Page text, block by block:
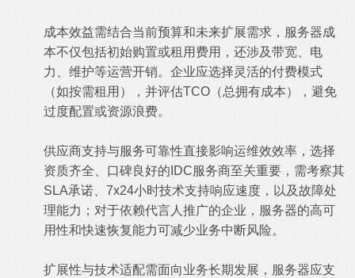
‌成本效益需结合当前预算和未来扩展需求‌，服务器成
本不仅包括初始购置或租用费用，还涉及带宽、电
力、维护等运营开销。企业应选择‌灵活的付费模式‌
（如按需租用），并评估TCO（总拥有成本），避免
过度配置或资源浪费。‌
‌供应商支持与服务可靠性直接影响运维效效率，选择
资质齐全、口碑良好的IDC服务商至关重要，需考察其
SLA承诺‌、7x24小时技术支持响应速度，以及故障处
理能力；对于依赖代言人推广的企业，服务器的高可
用性和快速恢复能力可减少业务中断风险。‌
‌扩展性与技术适配需面向业务长期发展‌，服务器应支